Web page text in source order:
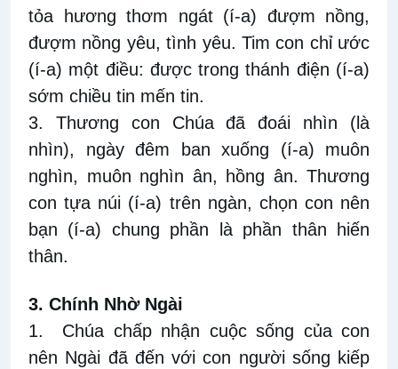
tỏa hương thơm ngát (í-a) đượm nồng,
đượm nồng yêu, tình yêu. Tim con chỉ ước
(í-a) một điều: được trong thánh điện (í-a)
sớm chiều tin mến tin.
3. Thương con Chúa đã đoái nhìn (là
nhìn), ngày đêm ban xuống (í-a) muôn
nghìn, muôn nghìn ân, hồng ân. Thương
con tựa núi (í-a) trên ngàn, chọn con nên
bạn (í-a) chung phần là phần thân hiến
thân.
3. Chính Nhờ Ngài
1. Chúa chấp nhận cuộc sống của con
nên Ngài đã đến với con người sống kiếp